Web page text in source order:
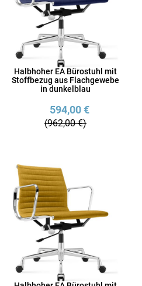
Halbhoher EA Bürostuhl mit
Stoffbezug aus Flachgewebe
in dunkelblau
594,00 €
(962,00 €)